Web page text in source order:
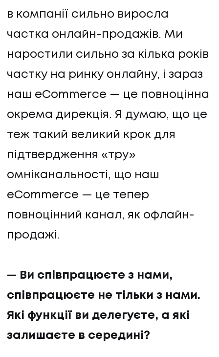
в компанії сильно виросла
частка онлайн-продажів. Ми
наростили сильно за кілька років
частку на ринку онлайну, і зараз
наш eCommerce — це повноцінна
окрема дирекція. Я думаю, що це
теж такий великий крок для
підтвердження «тру»
омніканальності, що наш
eCommerce — це тепер
повноцінний канал, як офлайн-
продажі.
— Ви співпрацюєте з нами,
співпрацюєте не тільки з нами.
Які функції ви делегуєте, а які
залишаєте в середині?